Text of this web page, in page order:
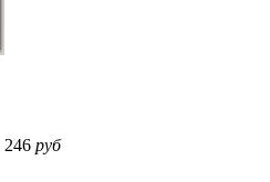
246 руб